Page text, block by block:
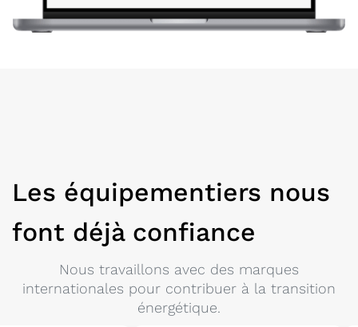
Les équipementiers nous
font déjà confiance
Nous travaillons avec des marques
internationales pour contribuer à la transition
énergétique.